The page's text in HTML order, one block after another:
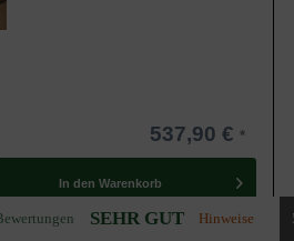
SEHR GUT Hinweise
537,90 €
In den Warenkorb